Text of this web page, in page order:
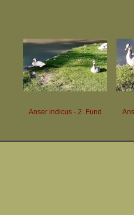
Anser indicus - 2. Fund